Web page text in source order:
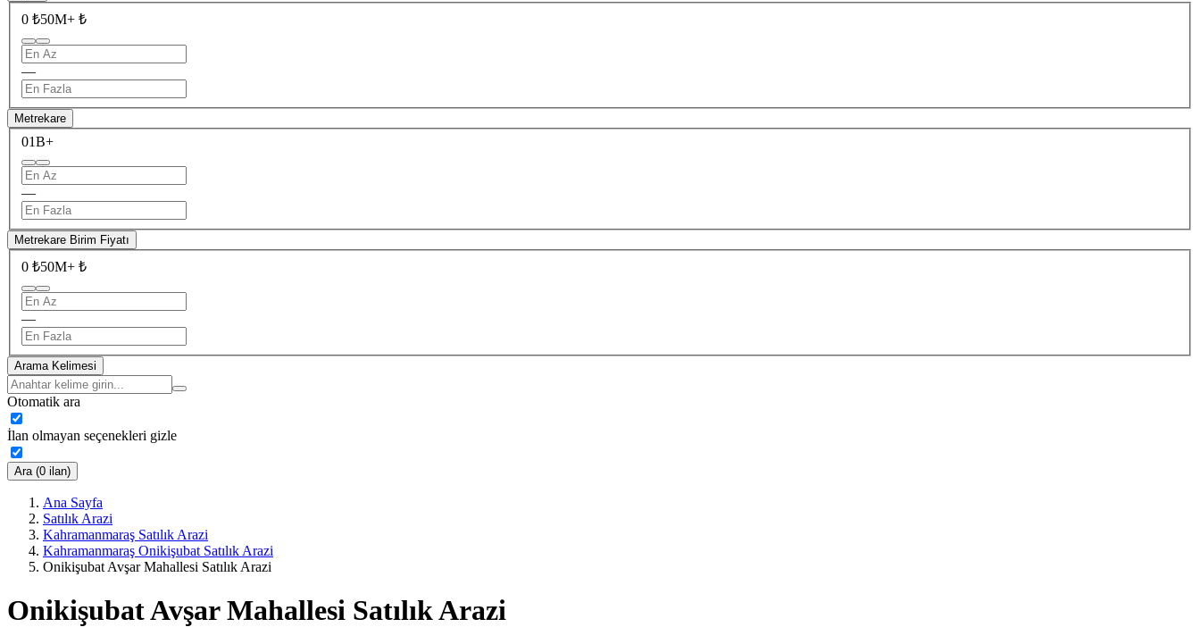
0 ₺50M+ ₺
—
Metrekare
01B+
—
Metrekare Birim Fiyatı
0 ₺50M+ ₺
—
Arama Kelimesi
Otomatik ara
İlan olmayan seçenekleri gizle
Ara (0 ilan)
Ana Sayfa
Satılık Arazi
Kahramanmaraş Satılık Arazi
Kahramanmaraş Onikişubat Satılık Arazi
Onikişubat Avşar Mahallesi Satılık Arazi
Onikişubat Avşar Mahallesi Satılık Arazi